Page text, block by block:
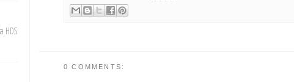
0 COMMENTS:
HDS